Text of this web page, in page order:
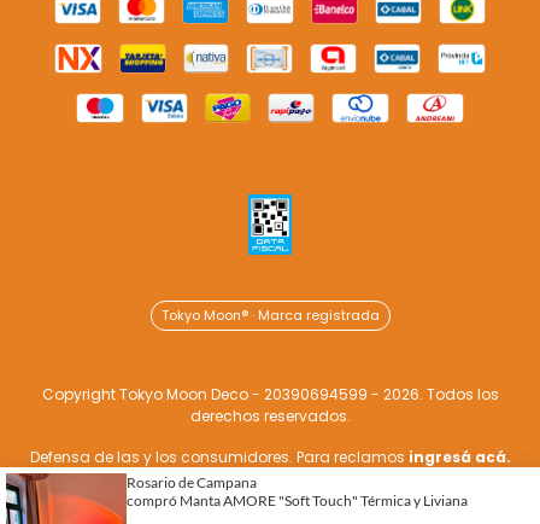
Tokyo Moon® · Marca registrada
Copyright Tokyo Moon Deco - 20390694599 - 2026. Todos los
derechos reservados.
Defensa de las y los consumidores. Para reclamos ingresá acá.
Botón de arrepentimiento